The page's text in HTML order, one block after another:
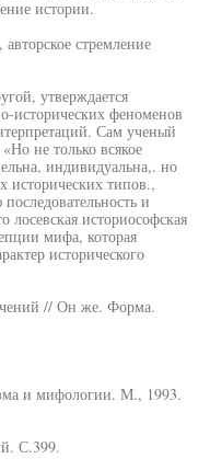
истории.
стремление
утверждается
исторических феноменов
Сам ученый
не только всякое
индивидуальна,. но
исторических типов.,
и
лосевская историософская
мифа, которая
исторического
// Он же. Форма.
и мифологии. М., 1993.
С.399.